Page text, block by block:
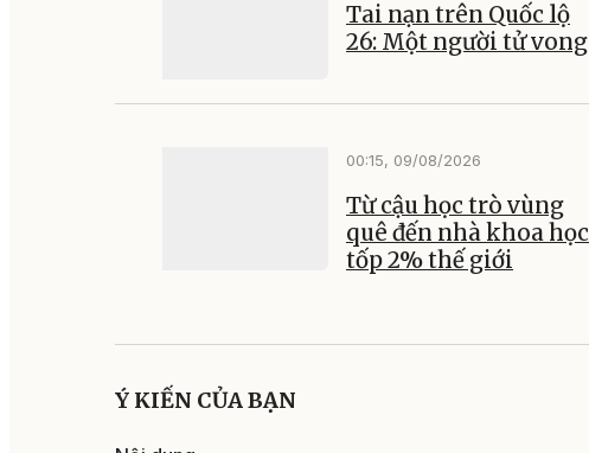
Tai nạn trên Quốc lộ
26: Một người tử vong
00:15, 09/08/2026
Từ cậu học trò vùng
quê đến nhà khoa học
tốp 2% thế giới
Ý KIẾN CỦA BẠN